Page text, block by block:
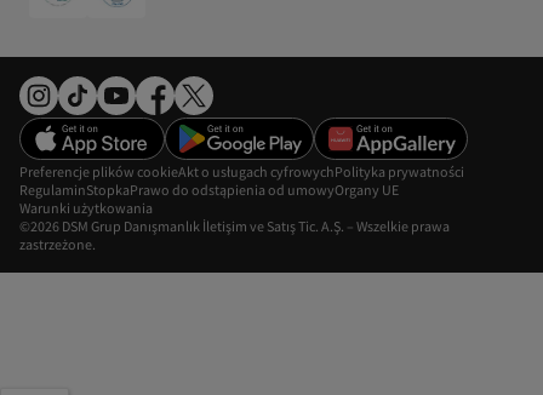
©2026 DSM Grup Danışmanlık İletişim ve Satış Tic. A.Ş. – Wszelkie prawa
zastrzeżone.
Preferencje plików cookieAkt o usługach cyfrowychPolityka prywatności
RegulaminStopkaPrawo do odstąpienia od umowyOrgany UE
Warunki użytkowania